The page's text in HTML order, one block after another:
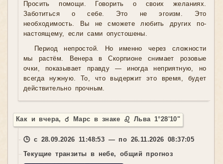
Просить помощи. Говорить о своих желаниях.
Заботиться о себе. Это не эгоизм. Это
необходимость. Вы не сможете любить других по-
настоящему, если сами опустошены.
Период непростой. Но именно через сложности
мы растём. Венера в Скорпионе снимает розовые
очки, показывает правду — иногда неприятную, но
всегда нужную. То, что выдержит это время, будет
действительно прочным.
Как и вчера, ♂ Марс в знаке ♌ Льва 1°28'10"
🕒 с 28.09.2026 11:48:53 — по 26.11.2026 08:37:05
Текущие транзиты в небе, общий прогноз